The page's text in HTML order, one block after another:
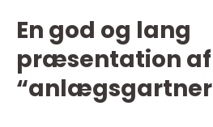
En god og lang
præsentation af
“anlægsgartner